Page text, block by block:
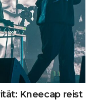
Kneecap reist